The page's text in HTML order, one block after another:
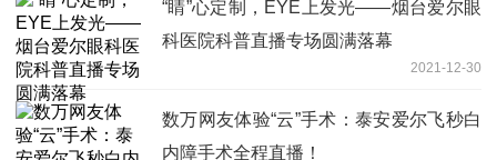
“睛”心定制，EYE上发光——烟台爱尔眼
科医院科普直播专场圆满落幕
2021-12-30
数万网友体验“云”手术：泰安爱尔飞秒白
内障手术全程直播！